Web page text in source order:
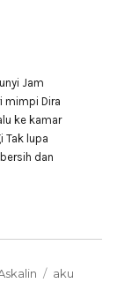
Jam
mimpi Dira
ke kamar
Tak lupa
dan
Tags
aku